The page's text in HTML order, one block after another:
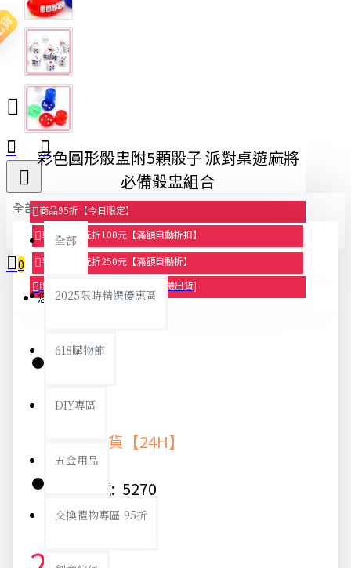
全部
全部
2025限時精選優惠區
618購物節
DIY專區
五金用品
交換禮物專區 95折
0
您的購物車內沒有商品！
彩色圓形骰盅附5顆骰子 派對桌遊麻將
必備骰盅組合
商品95折【今日限定】
享滿1000元折100元【滿額自動折扣】
享滿2000元折250元【滿額自動折】
贈品-滿899送色鉛筆文具組[隨機出貨]
庫存:
快速出貨【24H】
貨號: 5270